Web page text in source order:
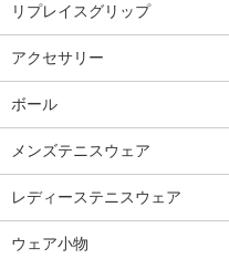
リプレイスグリップ
アクセサリー
ボール
メンズテニスウェア
レディーステニスウェア
ウェア小物